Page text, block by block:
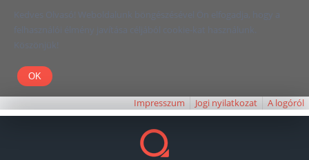
Kedves Olvasó! Weboldalunk böngészésével Ön elfogadja, hogy a
felhasználói élmény javítása céljából cookie-kat használunk.
Köszönjük!
Impresszum Jogi nyilatkozat A logóról